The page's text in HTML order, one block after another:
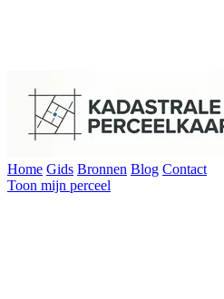
Home Gids Bronnen Blog Contact
Toon mijn perceel